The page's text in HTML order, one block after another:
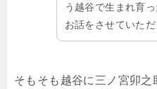
う越谷で生まれ育
お話をさせていた
そもそも越谷に三ノ宮卯之